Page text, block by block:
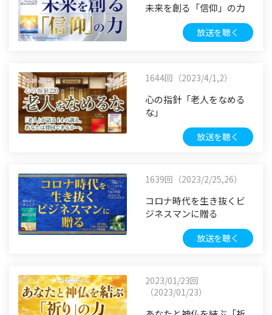
未来を創る「信仰」の力
放送を聴く
1644回（2023/4/1,2）
心の指針「老人をなめる
な」
放送を聴く
1639回（2023/2/25,26）
コロナ時代を生き抜くビ
ジネスマンに贈る
放送を聴く
2023/01/23回
（2023/01/23）